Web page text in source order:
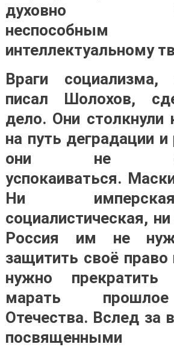
духовно
интеллектуальному
Враги
писал Шолохов,
дело. Они столкнули
на путь деградации
они не
успокаиваться.
Ни
социалистическая,
Россия им не
защитить своё
нужно
марать
Отечества. Вслед за
посвященными